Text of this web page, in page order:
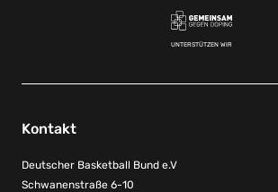
UNTERSTÜTZEN WIR
Kontakt
Deutscher Basketball Bund e.V
Schwanenstraße 6-10